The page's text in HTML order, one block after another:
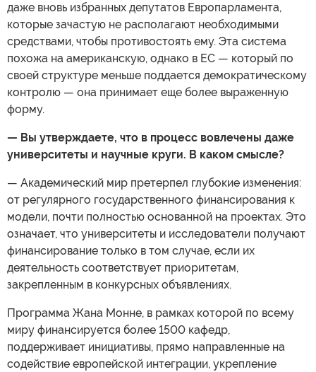
даже вновь избранных депутатов Европарламента,
которые зачастую не располагают необходимыми
средствами, чтобы противостоять ему. Эта система
похожа на американскую, однако в ЕС — который по
своей структуре меньше поддается демократическому
контролю — она принимает еще более выраженную
форму.
— Вы утверждаете, что в процесс вовлечены даже
университеты и научные круги. В каком смысле?
— Академический мир претерпел глубокие изменения:
от регулярного государственного финансирования к
модели, почти полностью основанной на проектах. Это
означает, что университеты и исследователи получают
финансирование только в том случае, если их
деятельность соответствует приоритетам,
закрепленным в конкурсных объявлениях.
Программа Жана Монне, в рамках которой по всему
миру финансируется более 1500 кафедр,
поддерживает инициативы, прямо направленные на
содействие европейской интеграции, укрепление